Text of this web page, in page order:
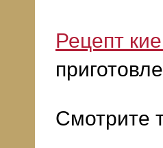
Рецепт
Смотрите